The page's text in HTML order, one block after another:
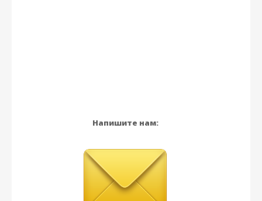
Напишите нам: